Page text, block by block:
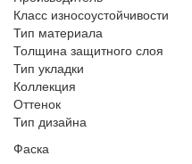
Класс износоустойчивости
Тип материала
Толщина защитного слоя
Тип укладки
Коллекция
Оттенок
Тип дизайна
Фаска